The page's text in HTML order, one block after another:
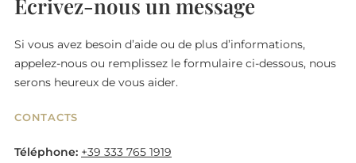
Écrivez-nous un message
Si vous avez besoin d’aide ou de plus d’informations,
appelez-nous ou remplissez le formulaire ci-dessous, nous
serons heureux de vous aider.
CONTACTS
Téléphone: +39 333 765 1919